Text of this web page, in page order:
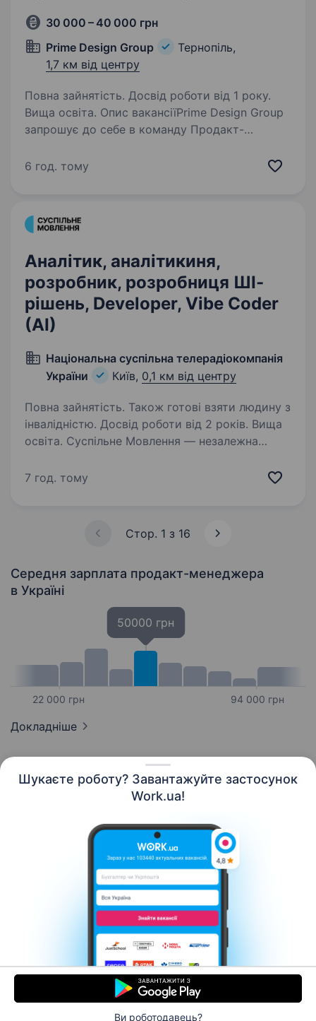
Шукаєте роботу? Завантажуйте застосунок
Work.ua!
Ви роботодавець?
30 000 – 40 000 грн
Prime Design Group
Тернопіль,
1,7 км від центру
Повна зайнятість. Досвід роботи від 1 року.
Вища освіта. Опис вакансіїPrime Design Group
запрошує до себе в команду Продакт-
продуктів бренду TESLYAR. Спеціалізація
6 год. тому
Аналітик, аналітикиня,
розробник, розробниця ШІ-
рішень, Developer, Vibe Coder
(AI)
Національна суспільна телерадіокомпанія
України
Київ, 0,1 км від центру
Повна зайнятість. Також готові взяти людину з
інвалідністю. Досвід роботи від 2 років. Вища
освіта. Суспільне Мовлення — незалежна
телевізійне, радійне та цифрове мовлення.
інформацію. Завдяки широкій…
7 год. тому
Стор. 1 з 16
Середня зарплата продакт-менеджера
в Україні
22 000 грн
50000 грн
94 000 грн
Докладніше
Контакти Про нас
Кар’єра
Допомога Умови використання